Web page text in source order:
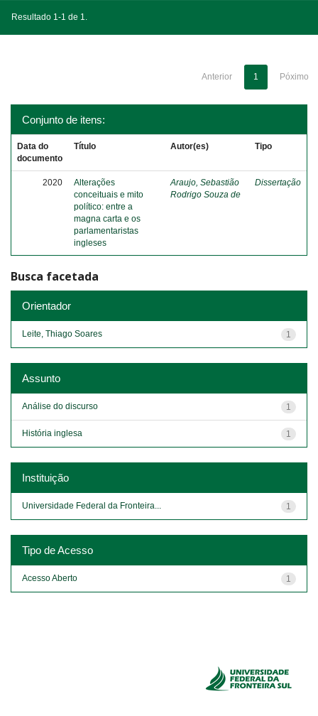
Resultado 1-1 de 1.
Anterior 1 Póximo
Conjunto de itens:
Data do
documento
Título Autor(es) Tipo
2020
Alterações
conceituais e mito
político: entre a
magna carta e os
parlamentaristas
ingleses
Araujo, Sebastião
Rodrigo Souza de
Dissertação
Busca facetada
Orientador
1
Leite, Thiago Soares
Assunto
1
Análise do discurso
1
História inglesa
Instituição
1
Universidade Federal da Fronteira...
Tipo de Acesso
1
Acesso Aberto